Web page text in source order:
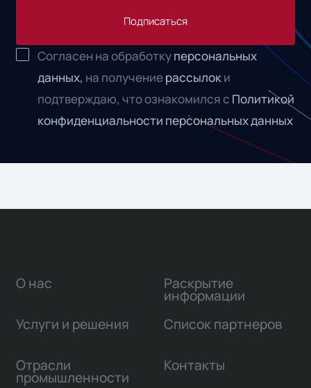
Подписаться
Согласен на обработкуперсональных
данных, на получениерассылоки
подтверждаю, что ознакомился с Политикой
конфиденциальности персональных данных
О нас
Услуги и решения
Отрасли
промышленности
Раскрытие
информации
Список партнеров
Контакты